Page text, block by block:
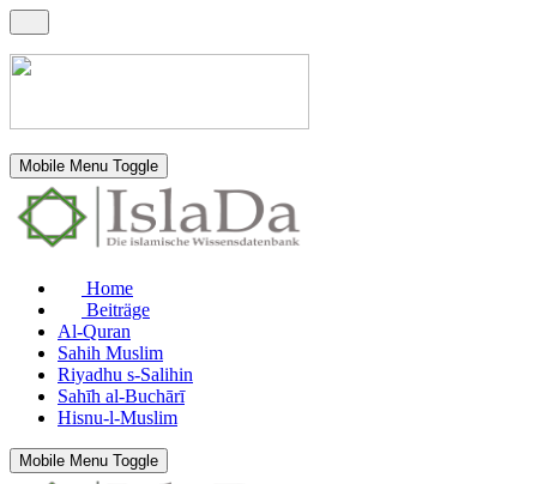
Mobile Menu Toggle
Home
Beiträge
Al-Quran
Sahih Muslim
Riyadhu s-Salihin
Sahīh al-Buchārī
Hisnu-l-Muslim
Mobile Menu Toggle